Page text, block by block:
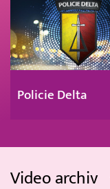
Policie Delta
Video archiv